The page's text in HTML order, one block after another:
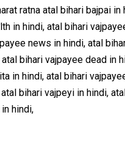
ratna atal bihari bajpai in
in hindi, atal bihari
news in hindi, atal
atal bihari vajpayee dead in
in hindi, atal bihari
bihari vajpeyi in hindi,
hindi,